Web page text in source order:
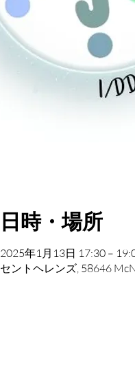
日時・場所
2025年1月13日 17:30 –
セントヘレンズ, 58646